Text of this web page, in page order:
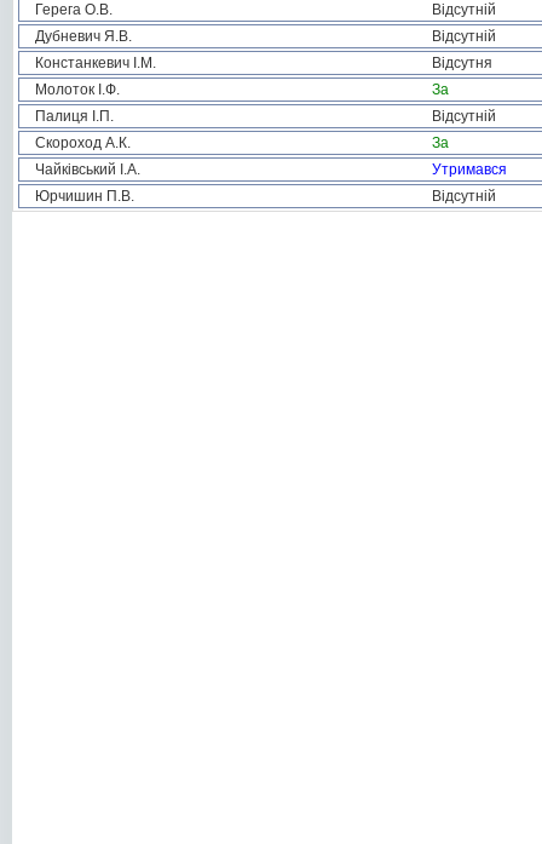
Герега О.В.
Відсутній
Дубневич Я.В.
Відсутній
Констанкевич І.М.
Відсутня
Молоток І.Ф.
За
Палиця І.П.
Відсутній
Скороход А.К.
За
Чайківський І.А.
Утримався
Юрчишин П.В.
Відсутній